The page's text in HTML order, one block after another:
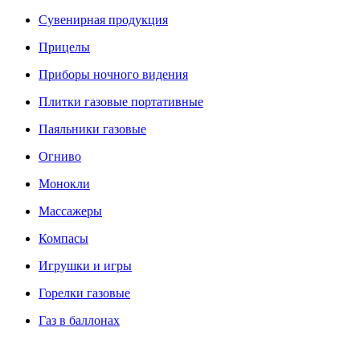
Сувенирная продукция
Прицелы
Приборы ночного видения
Плитки газовые портативные
Паяльники газовые
Огниво
Монокли
Массажеры
Компасы
Игрушки и игры
Горелки газовые
Газ в баллонах